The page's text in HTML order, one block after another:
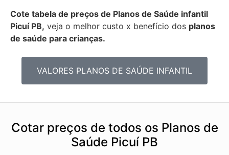
Cote tabela de preços de Planos de Saúde infantil
Picuí PB, veja o melhor custo x benefício dos planos
de saúde para crianças.
VALORES PLANOS DE SAÚDE INFANTIL
Cotar preços de todos os Planos de
Saúde Picuí PB